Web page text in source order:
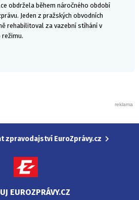
obdržela během náročného období
Jeden z pražských obvodních
rehabilitoval za vazební stíhání v
zpravodajství EuroZprávy.cz
EUROZPRÁVY.CZ